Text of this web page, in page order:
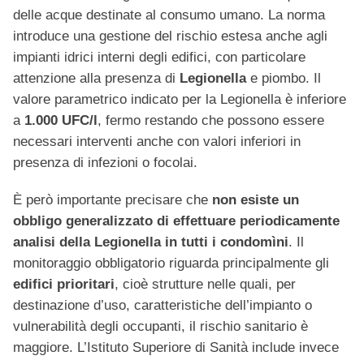
delle acque destinate al consumo umano. La norma
introduce una gestione del rischio estesa anche agli
impianti idrici interni degli edifici, con particolare
attenzione alla presenza di Legionellae piombo. Il
valore parametrico indicato per la Legionella è inferiore
a 1.000 UFC/l , fermo restando che possono essere
necessari interventi anche con valori inferiori in
presenza di infezioni o focolai.
È però importante precisare che non esiste un
obbligo generalizzato di effettuare periodicamente
analisi della Legionella in tutti i condomìni. Il
monitoraggio obbligatorio riguarda principalmente gli
edifici prioritari, cioè strutture nelle quali, per
destinazione d’uso, caratteristiche dell’impianto o
vulnerabilità degli occupanti, il rischio sanitario è
maggiore. L’Istituto Superiore di Sanità include invece